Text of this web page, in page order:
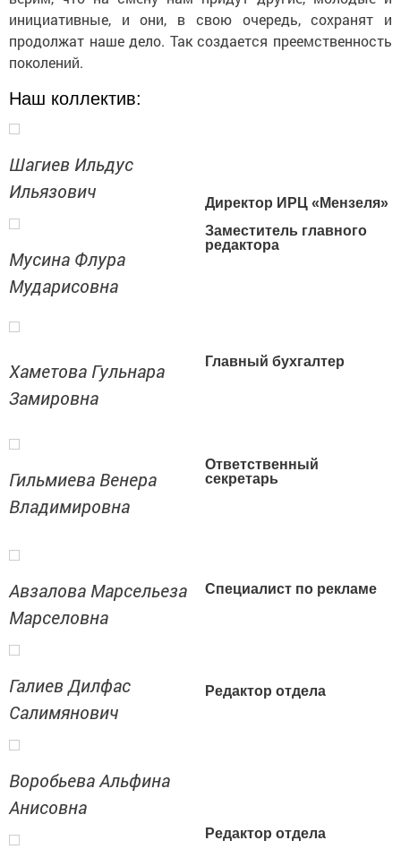
инициативные, и они, в свою очередь, сохранят и
продолжат наше дело. Так создается преемственность
поколений.
Наш коллектив:
Шагиев Ильдус
Ильязович
Директор ИРЦ «Мензеля»
Заместитель главного
редактора
Мусина Флура
Мударисовна
Главный бухгалтер
Хаметова Гульнара
Замировна
Ответственный
секретарь
Гильмиева Венера
Владимировна
Специалист по рекламе
Авзалова Марсельеза
Марселовна
Редактор отдела
Галиев Дилфас
Салимянович
Воробьева Альфина
Анисовна
Редактор отдела